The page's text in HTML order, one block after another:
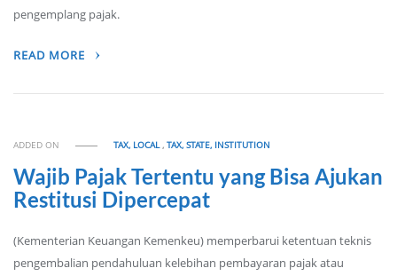
pengemplang pajak.
READ MORE
ADDED ON TAX, LOCAL,TAX, STATE, INSTITUTION
Wajib Pajak Tertentu yang Bisa Ajukan
Restitusi Dipercepat
(Kementerian Keuangan Kemenkeu) memperbarui ketentuan teknis
pengembalian pendahuluan kelebihan pembayaran pajak atau